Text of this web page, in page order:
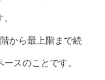
から最上階まで続
スのことです。